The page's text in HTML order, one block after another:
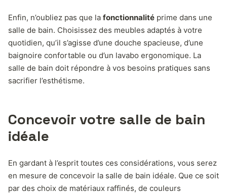
Enfin, n’oubliez pas que la fonctionnalité prime dans une
salle de bain. Choisissez des meubles adaptés à votre
quotidien, qu’il s’agisse d’une douche spacieuse, d’une
baignoire confortable ou d’un lavabo ergonomique. La
salle de bain doit répondre à vos besoins pratiques sans
sacrifier l’esthétisme.
Concevoir votre salle de bain
idéale
En gardant à l’esprit toutes ces considérations, vous serez
en mesure de concevoir la salle de bain idéale. Que ce soit
par des choix de matériaux raffinés, de couleurs